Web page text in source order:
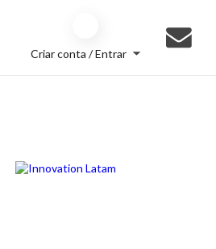
Criar conta / Entrar